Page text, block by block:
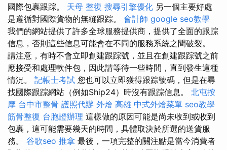
國際包裹跟踪。 天母 整復 搜尋引擎優化 另一個主要好處
是遵循對國際貨物的無縫跟踪。 會計師 google seo教學
我們的網站提供了許多全球服務提供商，提供了全面的跟踪
信息，否則這些信息可能會在不同的服務系統之間破裂。
請注意，有時不會立即創建跟踪號，並且在創建跟踪號之前
應接受和處理軟件包，因此請等待一些時間，直到發生這種
情況。 記帳士考試 您也可以立即獲得跟踪號碼，但是在尋
找國際跟踪網站（例如Ship24）時沒有跟踪信息。 北屯按
摩 台中市整骨 護照代辦 外燴 高雄 中式外燴菜單 seo教學
筋骨整復 台胞證辦理 這樣做的原因可能是尚未收到或收到
包裹，這可能需要幾天的時間，具體取決於所選的送貨服
務。 谷歌seo 推拿 最後，一項完整的關注點是當今消費者